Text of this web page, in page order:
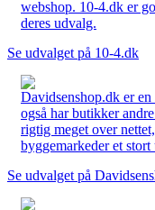
webshop. 10-4.dk er
deres udvalg.
Se udvalget på 10-4.dk
Davidsenshop.dk er
også har butikker
rigtig meget over
byggemarkeder et
Se udvalget på